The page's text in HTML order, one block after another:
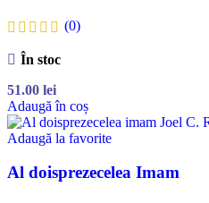
(0)
În stoc
51.00 lei
Adaugă în coș
Adaugă la favorite
Al doisprezecelea Imam